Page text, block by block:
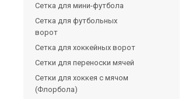
Сетка для мини-футбола
Сетка для футбольных
ворот
Сетка для хоккейных ворот
Сетки для переноски мячей
Сетки для хоккея с мячом
(Флорбола)